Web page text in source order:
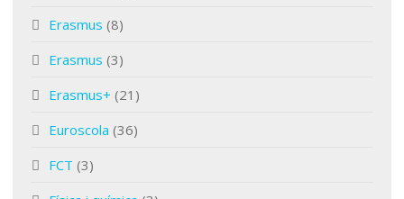
Erasmus (8)
Erasmus (3)
Erasmus+ (21)
Euroscola (36)
FCT (3)